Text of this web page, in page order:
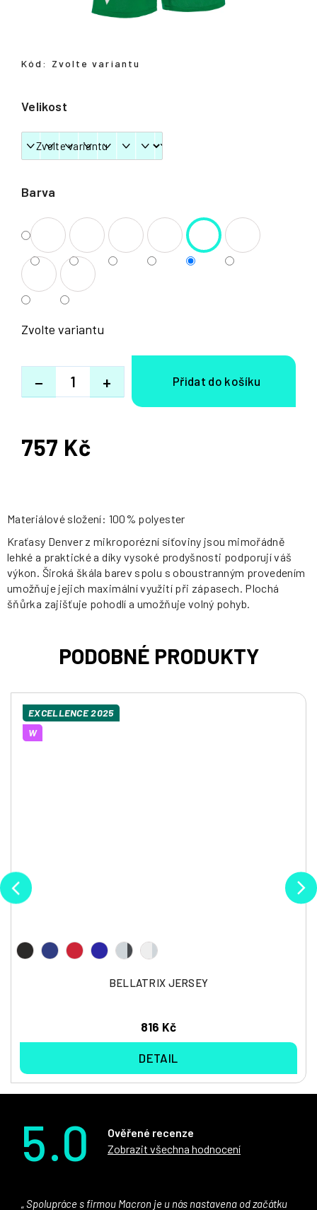
Barva
Velikost
Zvolte variantu
+
−
Kód: Zvolte variantu
757 Kč
Měrná
Materiálové složení: 100% polyester
Kraťasy Denver z mikroporézní síťoviny jsou mimořádně
lehké a praktické a díky vysoké prodyšnosti podporují váš
výkon. Široká škála barev spolu s oboustranným provedením
umožňuje jejich maximální využití při zápasech. Plochá
šňůrka zajišťuje pohodlí a umožňuje volný pohyb.
EXCELLENCE 2025
W
BELLATRIX JERSEY
816 Kč
DETAIL
5.0
Ověřené recenze
Zobrazit všechna hodnocení